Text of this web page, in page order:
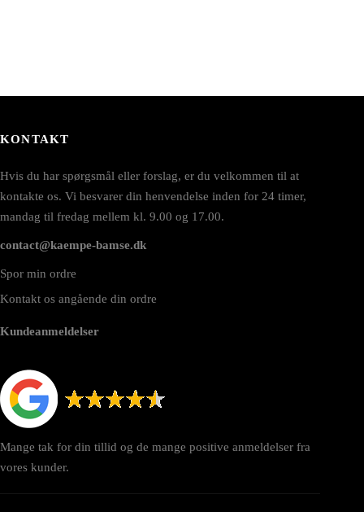
KONTAKT
Hvis du har spørgsmål eller forslag, er du velkommen til at
kontakte os. Vi besvarer din henvendelse inden for 24 timer,
mandag til fredag mellem kl. 9.00 og 17.00.
contact@kaempe-bamse.dk
Spor min ordre
Kontakt os angående din ordre
Kundeanmeldelser
Mange tak for din tillid og de mange positive anmeldelser fra
vores kunder.